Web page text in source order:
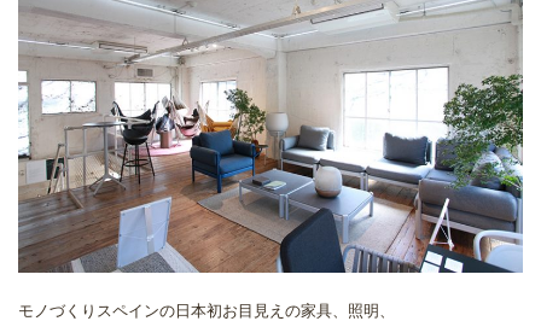
モノづくりスペインの日本初お目見えの家具、照明、